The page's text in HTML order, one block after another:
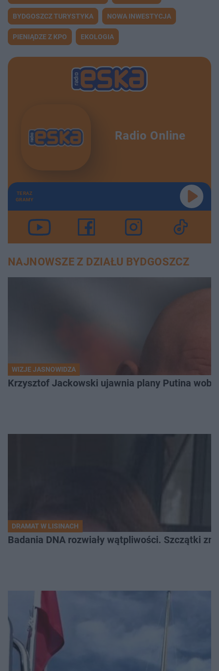
BYDGOSZCZ TURYSTYKA NOWA INWESTYCJA
PIENIĄDZE Z KPO EKOLOGIA
Radio Online
TERAZ
GRAMY
NAJNOWSZE Z DZIAŁU BYDGOSZCZ
WIZJE JASNOWIDZA
Krzysztof Jackowski ujawnia plany Putina
DRAMAT W LISINACH
Badania DNA rozwiały wątpliwości. Szczątki